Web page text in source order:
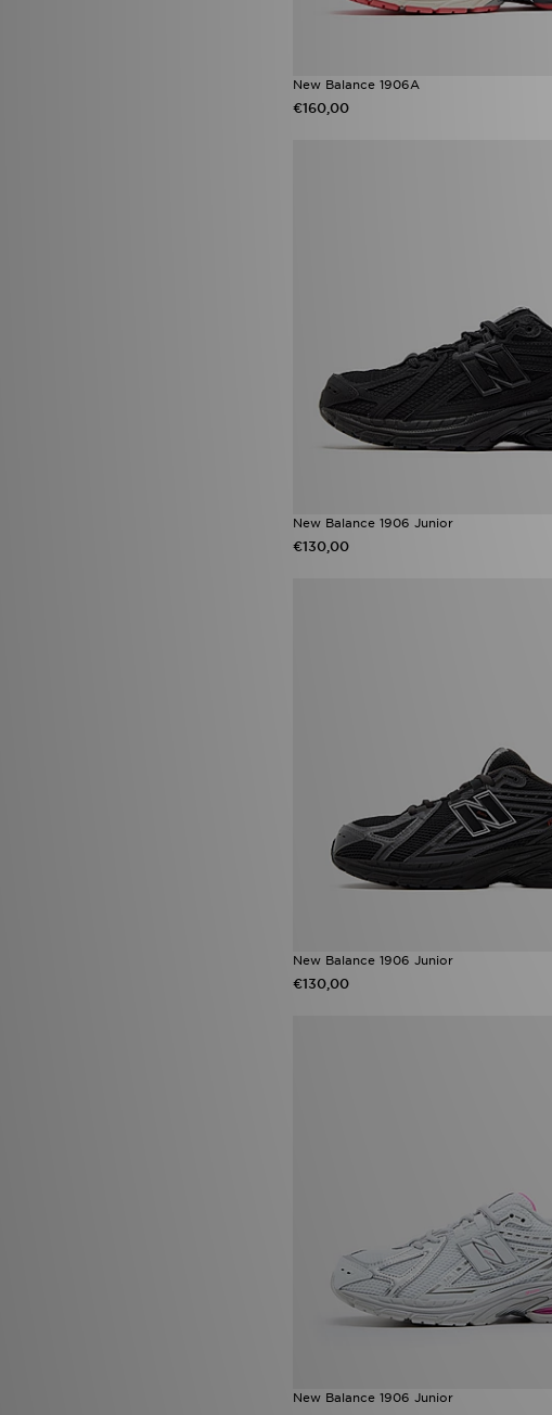
New Balance 1906A
€160,00
New Balance 1906 Junior
€130,00
New Balance 1906 Junior
€130,00
New Balance 1906 Junior